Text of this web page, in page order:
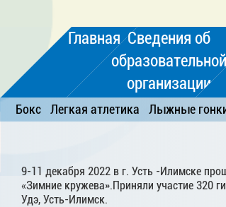
Главная Сведения об
образовательной
организации
Бокс Легкая атлетика Лыжные
9-11 декабря 2022 в г. Усть -Илимске
«Зимние кружева».Приняли участие 320
Удэ, Усть-Илимск.